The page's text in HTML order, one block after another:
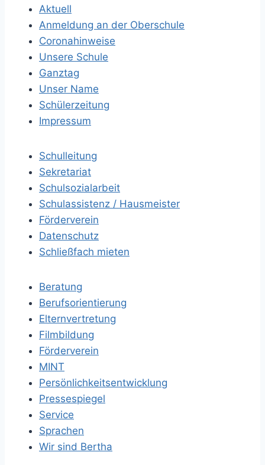
Aktuell
Anmeldung an der Oberschule
Coronahinweise
Unsere Schule
Ganztag
Unser Name
Schülerzeitung
Impressum
Schulleitung
Sekretariat
Schulsozialarbeit
Schulassistenz / Hausmeister
Förderverein
Datenschutz
Schließfach mieten
Beratung
Berufsorientierung
Elternvertretung
Filmbildung
Förderverein
MINT
Persönlichkeitsentwicklung
Pressespiegel
Service
Sprachen
Wir sind Bertha